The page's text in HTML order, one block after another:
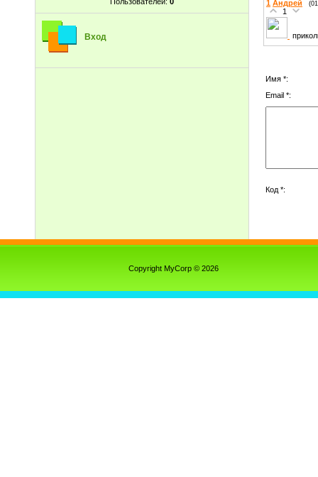
Вход
1 Андрей
1
Имя *:
Email *:
Код *:
Copyright MyCorp © 2026